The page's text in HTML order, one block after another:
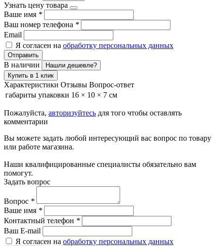
Узнать цену товара
Ваше имя *
Ваш номер телефона *
Email
Я согласен на обработку персональных данных
Отправить
В наличии
Нашли дешевле?
Купить в 1 клик
Характеристики Отзывы Вопрос-ответ
габариты упаковки 16 × 10 × 7 см
Пожалуйста, авторизуйтесь для того чтобы оставлять
комментарии
Вы можете задать любой интересующий вас вопрос по товару
или работе магазина.
Наши квалифицированные специалисты обязательно вам
помогут.
Задать вопрос
Вопрос *
Ваше имя *
Контактный телефон *
Ваш E-mail
Я согласен на обработку персональных данных